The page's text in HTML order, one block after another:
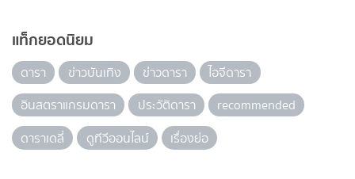
แท็กยอดนิยม
ดารา ข่าวบันเทิง ข่าวดารา
ไอจีดารา
อินสตราแกรมดารา
ประวัติดารา
recommended
ดาราเดลี่
ดูทีวีออนไลน์ เรื่องย่อ